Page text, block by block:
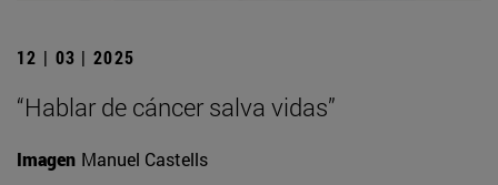
12 | 03 | 2025
“Hablar de cáncer salva vidas”
Imagen Manuel Castells